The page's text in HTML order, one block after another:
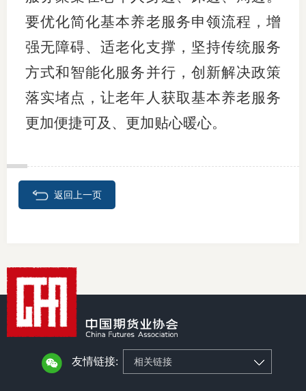
要优化简化基本养老服务申领流程，增
强无障碍、适老化支撑，坚持传统服务
方式和智能化服务并行，创新解决政策
落实堵点，让老年人获取基本养老服务
更加便捷可及、更加贴心暖心。
返回上一页
友情链接: 相关链接